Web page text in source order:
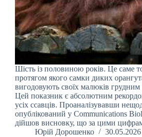
Шість із половиною років. Це саме
протягом якого самки диких
вигодовують своїх малюків
Цей показник є абсолютним
усіх ссавців. Проаналізувавши
опублікований у Communications
дійшов висновку, що за цими
Юрій Дорошенко
30.05.2026